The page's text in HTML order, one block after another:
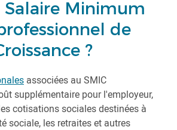
Salaire Minimum
de
?
associées au SMIC
supplémentaire pour l'employeur,
cotisations sociales destinées à
sociale, les retraites et autres